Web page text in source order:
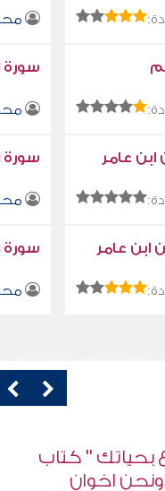
سورة
ابن عامر سورة
ابن عامر سورة